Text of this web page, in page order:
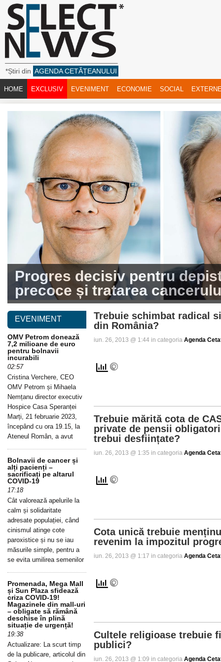
*Știri din AGENDA CETĂȚEANULUI
HOME EXCLUSIV EVENIMENT ECONOMIE SOCIAL
Progres decisiv pentru
precoce și tratarea
Trebuie schimbat radical
din România?
iun. 26, 2013 @ 1:44 in categoria Agenda
Trebuie mărită cota de
private de pensii
trebui desființate?
iun. 26, 2013 @ 1:35 in categoria Agenda
Cota unică trebuie
revenim la impozitul
iun. 26, 2013 @ 1:17 in categoria Agenda
Cultele religioase trebuie
publici?
iun. 26, 2013 @ 1:09 in categoria Agenda
EVENIMENT
OMV Petrom donează
7,2 milioane de euro
pentru bolnavii
incurabili
02:57
Cristina Verchere, CEO
OMV Petrom și Mihaela
Nemțanu director executiv
Hospice Casa Speranței
Marți, 21 februarie 2023,
începând cu ora 19.15, la
Ateneul Român, a avut
Bolnavii de cancer și
alți pacienți –
sacrificați pe altarul
COVID-19
17:18
Cât valorează apelurile la
calm și solidaritate
adresate populației, când
cinismul atinge cote
paroxistice și nu se iau
măsurile simple, pentru a
se evita umilirea semenilor
Promenada, Mega Mall
și Sun Plaza sfidează
criza COVID-19!
Magazinele din mall-uri
– obligate să rămână
deschise în plină
situație de urgență!
19:38
Actualizare: La scurt timp
de la publicare, articolul din